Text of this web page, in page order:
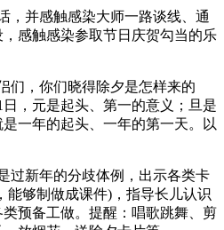
并感触感染大师一路谈线、通
感触感染参取节日庆贺勾当的乐
，你们晓得除夕是怎样来的
，元是起头、第一的意义；旦是
一年的起头、一年的第一天。以
新年的分歧体例，出示各类卡
能够制做成课件)，指导长儿认识
预备工做。提醒：唱歌跳舞、剪